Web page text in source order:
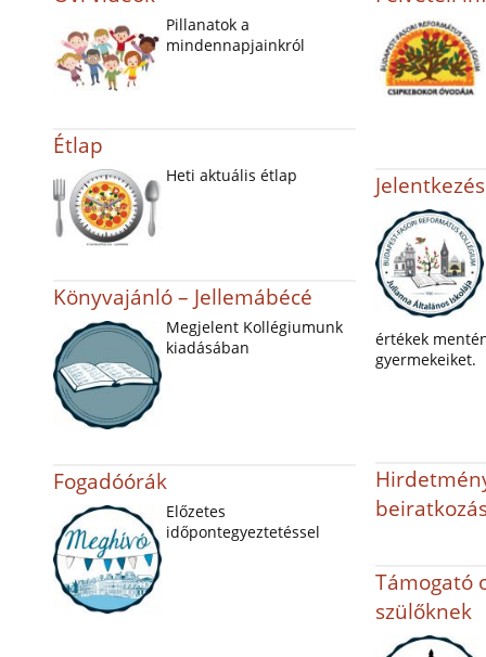
Pillanatok a
mindennapjainkról
Étlap
Heti aktuális étlap
értékek
gyermekeiket.
Könyvajánló – Jellemábécé
Megjelent Kollégiumunk
kiadásában
Fogadóórák
Előzetes
időpontegyeztetéssel
Támogató
szülőknek